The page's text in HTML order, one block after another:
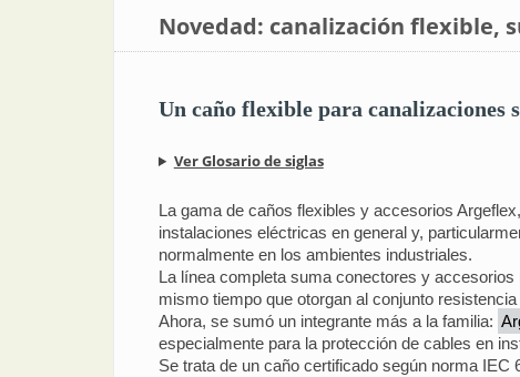
Novedad: canalización flexible,
Un caño flexible para
Ver Glosario de siglas
La gama de caños flexibles y accesorios
instalaciones eléctricas en general y,
normalmente en los ambientes industriales.
La línea completa suma conectores y
mismo tiempo que otorgan al conjunto
Ahora, se sumó un integrante más a la familia:
especialmente para la protección de cables en
Se trata de un caño certificado según norma